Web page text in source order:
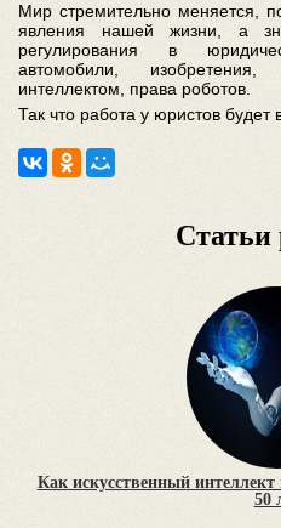
Мир стремительно меняется,
явления нашей жизни, а
регулирования в
автомобили, изобретения,
интеллектом, права роботов.
Так что работа у юристов будет
Статьи
Как искусственный
50